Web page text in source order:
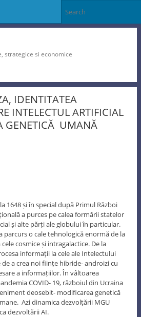
strategice si economice
IDENTITATEA
INTELECTUL ARTIFICIAL
GENETICĂ UMANĂ
1648 și în special după Primul Război
a purces pe calea formării statelor
și alte părți ale globului în particular.
parcurs o cale tehnologică enormă de la
cosmice și intragalactice. De la
informații la cele ale Intelectului
a crea noi ființe hibride- androizi cu
a informațiilor. În vâltoarea
COVID- 19, războiul din Ucraina
deosebit- modificarea genetică
Azi dinamica dezvolțării MGU
dezvoltării AI.